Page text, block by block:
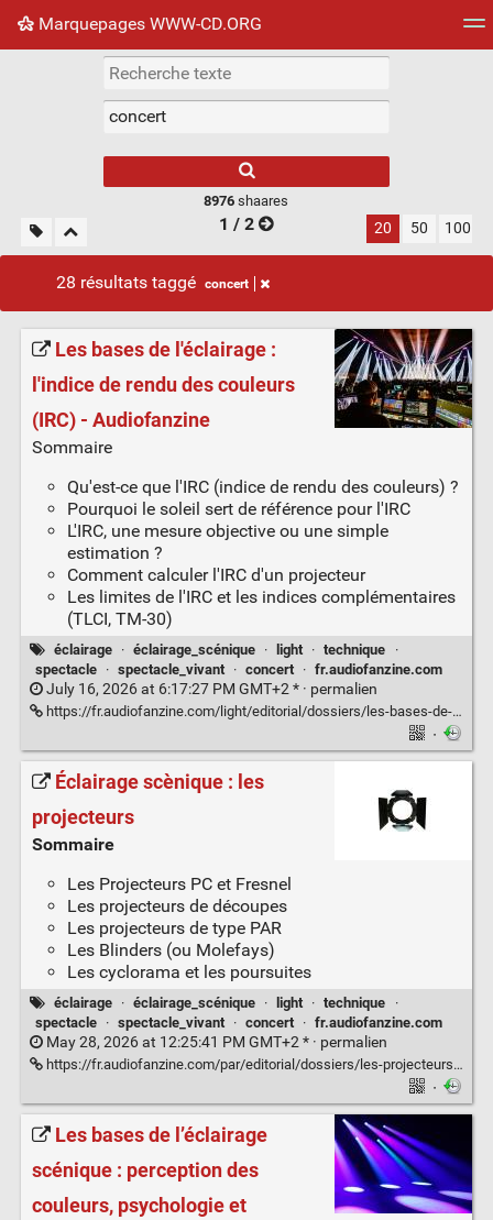
Marquepages WWW-CD.ORG
Nuage de tags Mur d'images
8976 shaares
1 / 2 20 50 100
28 résultats taggé concert
Les bases de l'éclairage :
l'indice de rendu des couleurs
(IRC) - Audiofanzine
Sommaire
Qu'est-ce que l'IRC (indice de rendu des couleurs) ?
Pourquoi le soleil sert de référence pour l'IRC
L'IRC, une mesure objective ou une simple
estimation ?
Comment calculer l'IRC d'un projecteur
Les limites de l'IRC et les indices complémentaires
(TLCI, TM-30)
éclairage · éclairage_scénique · light · technique
·
spectacle
· spectacle_vivant · concert · fr.audiofanzine.com
July 16, 2026 at 6:17:27 PM GMT+2 * · permalien
https://fr.audiofanzine.com/light/editorial/dossiers/les-bases-de-l-eclairage-l-indice-de-rendu-des-couleurs.html
·
Éclairage scènique : les
projecteurs
Sommaire
Les Projecteurs PC et Fresnel
Les projecteurs de découpes
Les projecteurs de type PAR
Les Blinders (ou Molefays)
Les cyclorama et les poursuites
éclairage · éclairage_scénique · light · technique
·
spectacle
· spectacle_vivant · concert · fr.audiofanzine.com
May 28, 2026 at 12:25:41 PM GMT+2 * · permalien
https://fr.audiofanzine.com/par/editorial/dossiers/les-projecteurs-traditionnels.html
·
Les bases de l’éclairage
scénique : perception des
couleurs, psychologie et